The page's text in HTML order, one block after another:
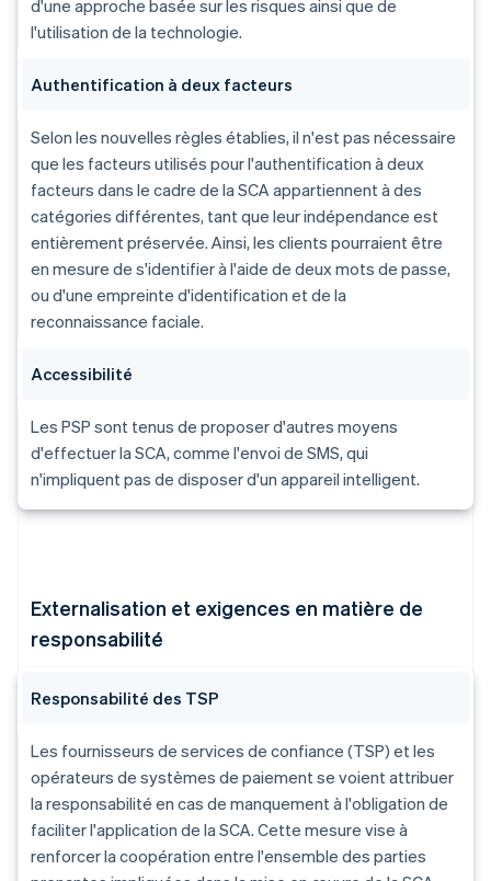
d'une approche basée sur les risques ainsi que de
l'utilisation de la technologie.
Authentification à deux facteurs
Selon les nouvelles règles établies, il n'est pas nécessaire
que les facteurs utilisés pour l'authentification à deux
facteurs dans le cadre de la SCA appartiennent à des
catégories différentes, tant que leur indépendance est
entièrement préservée. Ainsi, les clients pourraient être
en mesure de s'identifier à l'aide de deux mots de passe,
ou d'une empreinte d'identification et de la
reconnaissance faciale.
Accessibilité
Les PSP sont tenus de proposer d'autres moyens
d'effectuer la SCA, comme l'envoi de SMS, qui
n'impliquent pas de disposer d'un appareil intelligent.
Externalisation et exigences en matière de
responsabilité
Responsabilité des TSP
Les fournisseurs de services de confiance (TSP) et les
opérateurs de systèmes de paiement se voient attribuer
la responsabilité en cas de manquement à l'obligation de
faciliter l'application de la SCA. Cette mesure vise à
renforcer la coopération entre l'ensemble des parties